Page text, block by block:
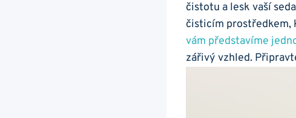
čistotu a lesk vaší
čisticím prostředkem,
vám představíme
zářivý vzhled.